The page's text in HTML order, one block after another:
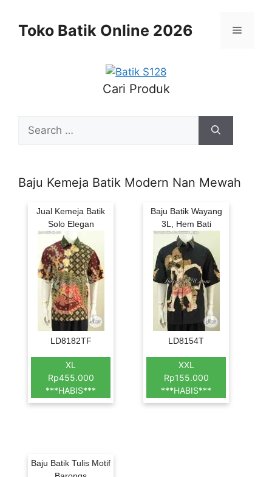
contentToko Batik Online 2026 Menu
Cari Produk
for:
Baju Kemeja Batik Modern Nan Mewah
Jual Kemeja Batik
Solo Elegan
LD8182TF
XL
Rp455.000
***HABIS***
Baju Batik Wayang
3L, Hem Bati
LD8154T
XXL
Rp155.000
***HABIS***
Baju Batik Tulis Motif